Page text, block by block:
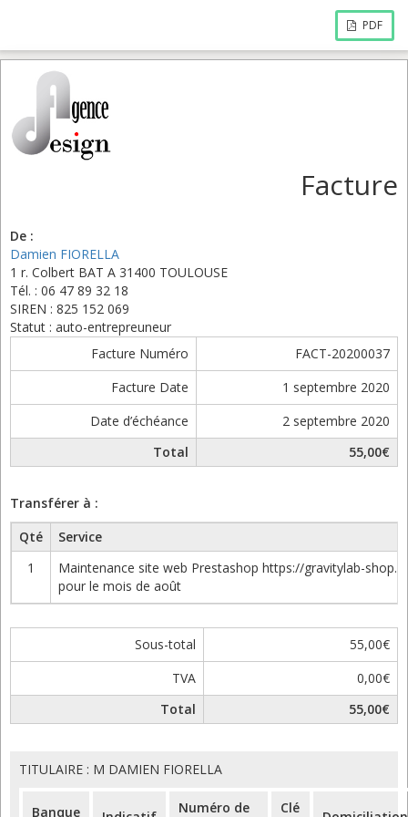
PDF
Facture
De :
Damien FIORELLA
1 r. Colbert BAT A 31400 TOULOUSE
Tél. : 06 47 89 32 18
SIREN : 825 152 069
Statut : auto-entrepreuneur
Facture Numéro
FACT-20200037
Facture Date
1 septembre 2020
Date d’échéance
2 septembre 2020
Total
55,00€
Transférer à :
Qté
Service
1
Maintenance site web Prestashop https://gravitylab-
pour le mois de août
Sous-total
55,00€
TVA
0,00€
Total
55,00€
TITULAIRE : M DAMIEN FIORELLA
Banque
Numéro de
Clé